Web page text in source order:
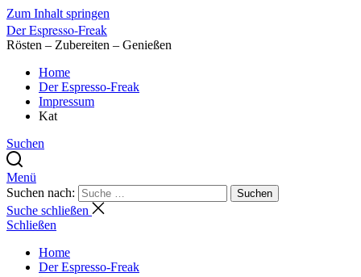
Zum Inhalt springen
Der Espresso-Freak
Rösten – Zubereiten – Genießen
Home
Der Espresso-Freak
Impressum
Kat
Suchen
Menü
Suchen nach:
Suchen
Suche schließen
Schließen
Home
Der Espresso-Freak